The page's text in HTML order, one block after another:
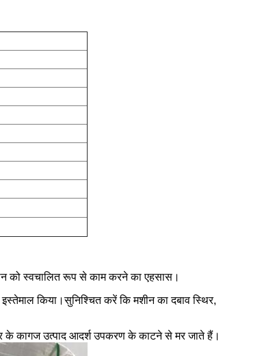
को स्वचालित रूप से काम करने का एहसास।
किया।सुनिश्चित करें कि मशीन का दबाव स्थिर,
के कागज उत्पाद आदर्श उपकरण के काटने से मर जाते हैं।